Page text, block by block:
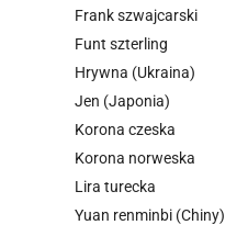
Frank szwajcarski
Funt szterling
Hrywna (Ukraina)
Jen (Japonia)
Korona czeska
Korona norweska
Lira turecka
Yuan renminbi (Chiny)